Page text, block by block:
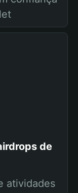
de
atividades